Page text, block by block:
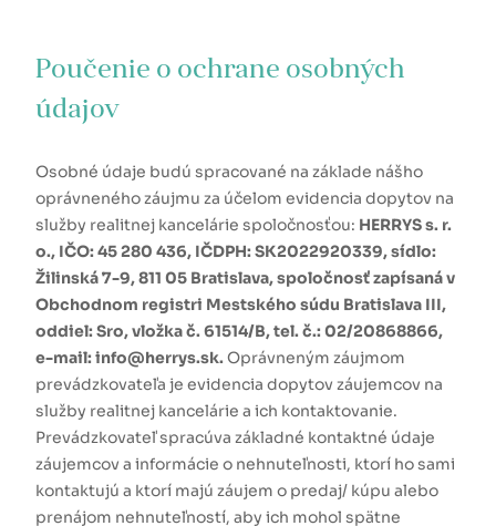
Poučenie o ochrane osobných
údajov
Osobné údaje budú spracované na základe nášho
oprávneného záujmu za účelom evidencia dopytov na
služby realitnej kancelárie spoločnosťou: HERRYS s. r.
o., IČO: 45 280 436, IČDPH: SK2022920339, sídlo:
Žilinská 7-9, 811 05 Bratislava, spoločnosť zapísaná v
Obchodnom registri Mestského súdu Bratislava III,
oddiel: Sro, vložka č. 61514/B, tel. č.: 02/20868866,
e-mail: info@herrys.sk. Oprávneným záujmom
prevádzkovateľa je evidencia dopytov záujemcov na
služby realitnej kancelárie a ich kontaktovanie.
Prevádzkovateľ spracúva základné kontaktné údaje
záujemcov a informácie o nehnuteľnosti, ktorí ho sami
kontaktujú a ktorí majú záujem o predaj/ kúpu alebo
prenájom nehnuteľností, aby ich mohol spätne